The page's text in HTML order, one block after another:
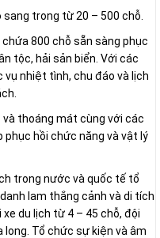
sang trong từ 20 – 500 chỗ.
800 chỗ sẵn sàng phục
tộc, hải sản biển. Với các
vụ nhiệt tình, chu đáo và lịch
và thoáng mát cùng với các
phục hồi chức năng và vật lý
trong nước và quốc tế tổ
lam thắng cảnh và di tích
du lịch từ 4 – 45 chỗ, đội
long. Tổ chức sự kiện và âm